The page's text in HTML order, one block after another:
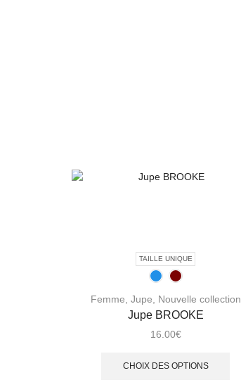
TAILLE UNIQUE
Femme Jupe Nouvelle collection
Jupe BROOKE
16.00€
CHOIX DES OPTIONS